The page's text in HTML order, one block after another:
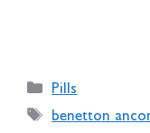
Categories
Pills
Tags
benetton